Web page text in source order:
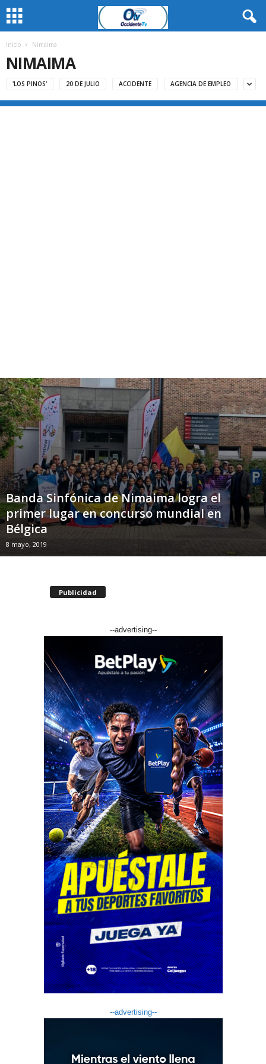
Inicio Nimaima
NIMAIMA
'LOS PINOS' 20 DE JULIO ACCIDENTE AGENCIA DE EMPLEO
Banda Sinfónica de Nimaima logra el
primer lugar en concurso mundial en
Bélgica
8 mayo, 2019
Publicidad
--advertising--
--advertising--